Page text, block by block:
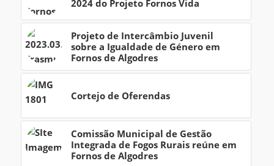
2024 do Projeto Fornos Vida
Projeto de Intercâmbio Juvenil
sobre a Igualdade de Género em
Fornos de Algodres
Cortejo de Oferendas
Comissão Municipal de Gestão
Integrada de Fogos Rurais reúne em
Fornos de Algodres